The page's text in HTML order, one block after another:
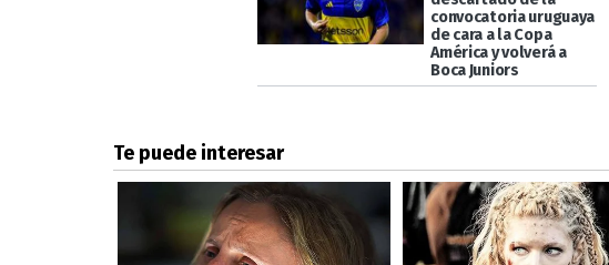
convocatoria uruguaya
de cara a la Copa
América y volverá a
Boca Juniors